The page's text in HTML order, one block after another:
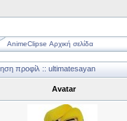
AnimeClipse Αρχική σελίδα
προφίλ :: ultimatesayan
Avatar